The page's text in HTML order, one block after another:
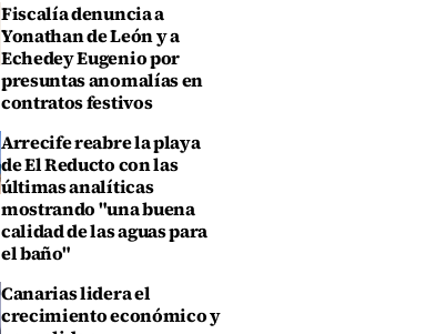
Fiscalía denuncia a
Yonathan de León y a
Echedey Eugenio por
presuntas anomalías en
contratos festivos
Arrecife reabre la playa
de El Reducto con las
últimas analíticas
mostrando "una buena
calidad de las aguas para
el baño"
Canarias lidera el
crecimiento económico y